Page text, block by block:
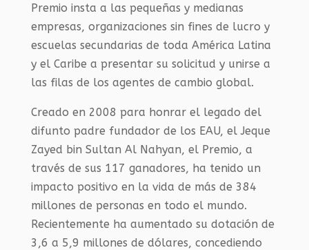
Premio insta a las pequeñas y medianas
empresas, organizaciones sin fines de lucro y
escuelas secundarias de toda América Latina
y el Caribe a presentar su solicitud y unirse a
las filas de los agentes de cambio global.
Creado en 2008 para honrar el legado del
difunto padre fundador de los EAU, el Jeque
Zayed bin Sultan Al Nahyan, el Premio, a
través de sus 117 ganadores, ha tenido un
impacto positivo en la vida de más de 384
millones de personas en todo el mundo.
Recientemente ha aumentado su dotación de
3,6 a 5,9 millones de dólares, concediendo